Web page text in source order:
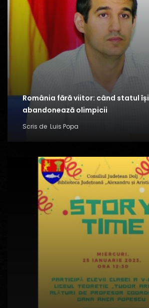
România fără viitor: când statul își
abandonează olimpicii
Scris de Luis Popa